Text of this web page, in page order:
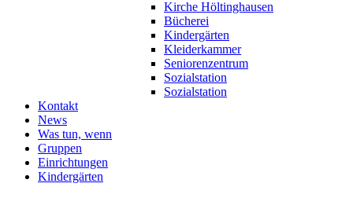
Kirche Höltinghausen
Bücherei
Kindergärten
Kleiderkammer
Seniorenzentrum
Sozialstation
Sozialstation
Kontakt
News
Was tun, wenn
Gruppen
Einrichtungen
Kindergärten